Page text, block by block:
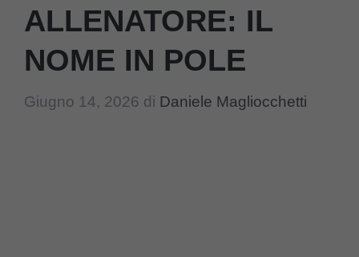
ALLENATORE: IL
NOME IN POLE
Giugno 14, 2026 di Daniele Magliocchetti